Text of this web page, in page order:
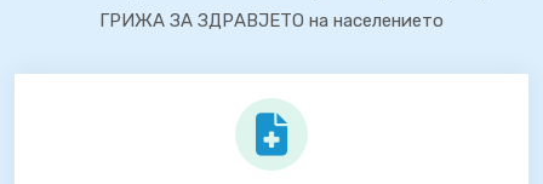
ГРИЖА ЗА ЗДРАВЈЕТО на населението